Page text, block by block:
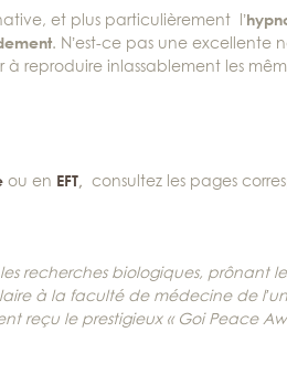
et plus particulièrement l’
. N’est-ce pas une excellente
reproduire inlassablement les
ou en EFT, consultez les pages
recherches biologiques, prônant
à la faculté de médecine de
reçu le prestigieux « Goi Peace